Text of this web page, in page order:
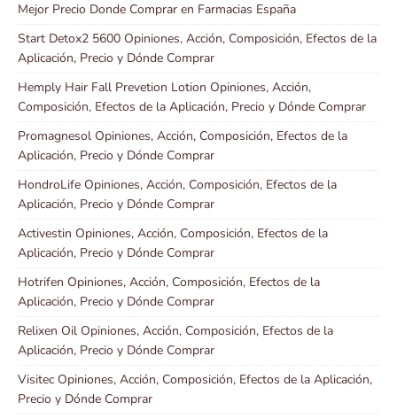
Mejor Precio Donde Comprar en Farmacias España
Start Detox2 5600 Opiniones, Acción, Composición, Efectos de la
Aplicación, Precio y Dónde Comprar
Hemply Hair Fall Prevetion Lotion Opiniones, Acción,
Composición, Efectos de la Aplicación, Precio y Dónde Comprar
Promagnesol Opiniones, Acción, Composición, Efectos de la
Aplicación, Precio y Dónde Comprar
HondroLife Opiniones, Acción, Composición, Efectos de la
Aplicación, Precio y Dónde Comprar
Activestin Opiniones, Acción, Composición, Efectos de la
Aplicación, Precio y Dónde Comprar
Hotrifen Opiniones, Acción, Composición, Efectos de la
Aplicación, Precio y Dónde Comprar
Relixen Oil Opiniones, Acción, Composición, Efectos de la
Aplicación, Precio y Dónde Comprar
Visitec Opiniones, Acción, Composición, Efectos de la Aplicación,
Precio y Dónde Comprar